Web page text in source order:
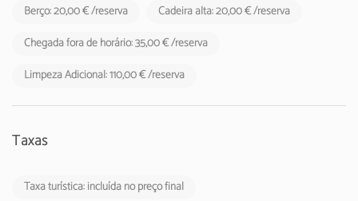
Berço: 20,00 € /reserva
Cadeira alta: 20,00 € /reserva
Chegada fora de horário: 35,00 € /reserva
Limpeza Adicional: 110,00 € /reserva
Taxas
Taxa turística: incluída no preço final